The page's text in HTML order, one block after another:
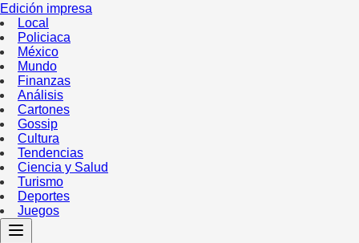
Edición impresa
Local
Policiaca
México
Mundo
Finanzas
Análisis
Cartones
Gossip
Cultura
Tendencias
Ciencia y Salud
Turismo
Deportes
Juegos